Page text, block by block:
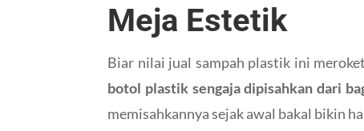
Meja Estetik
Biar nilai jual sampah plastik ini
botol plastik sengaja dipisahkan dari
memisahkannya sejak awal bakal bikin